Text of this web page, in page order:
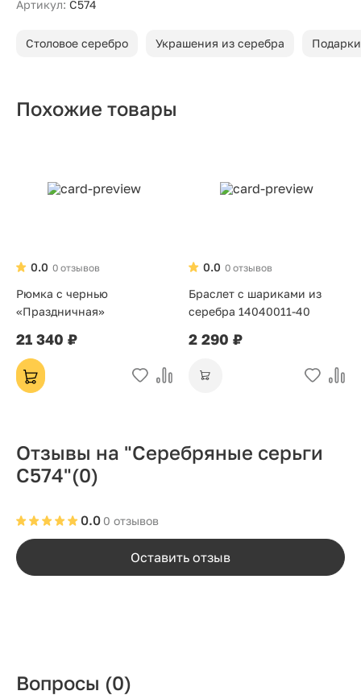
Артикул: С574
Столовое серебро Украшения из серебра
Похожие товары
0 отзывов
0.0
Рюмка с чернью
«Праздничная»
21 340 ₽
0 отзывов
0.0
Браслет с шариками из
серебра 14040011-40
2 290 ₽
Отзывы на "Серебряные серьги
С574"(0)
0 отзывов
0.0
Оставить отзыв
Вопросы (0)